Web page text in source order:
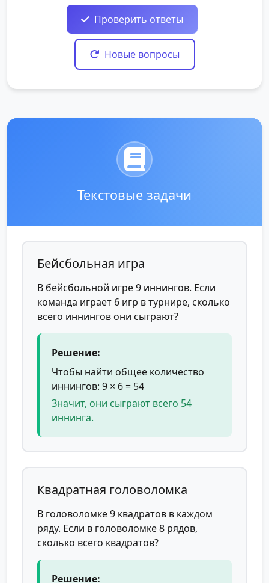
Проверить ответы
Новые вопросы
Текстовые задачи
Бейсбольная игра
В бейсбольной игре 9 иннингов. Если
команда играет 6 игр в турнире, сколько
всего иннингов они сыграют?
Решение:
Чтобы найти общее количество
иннингов: 9 × 6 = 54
Значит, они сыграют всего 54
иннинга.
Квадратная головоломка
В головоломке 9 квадратов в каждом
ряду. Если в головоломке 8 рядов,
сколько всего квадратов?
Решение: